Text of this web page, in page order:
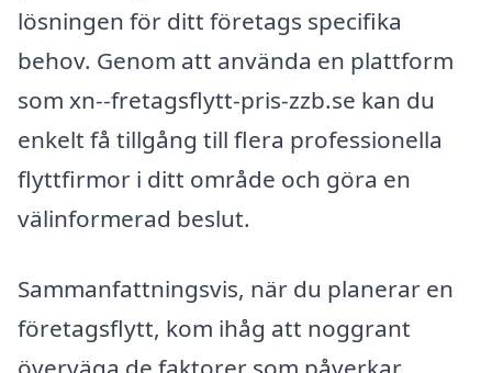
lösningen för ditt företags specifika
behov. Genom att använda en plattform
som xn--fretagsflytt-pris-zzb.se kan du
enkelt få tillgång till flera professionella
flyttfirmor i ditt område och göra en
välinformerad beslut.
Sammanfattningsvis, när du planerar en
företagsflytt, kom ihåg att noggrant